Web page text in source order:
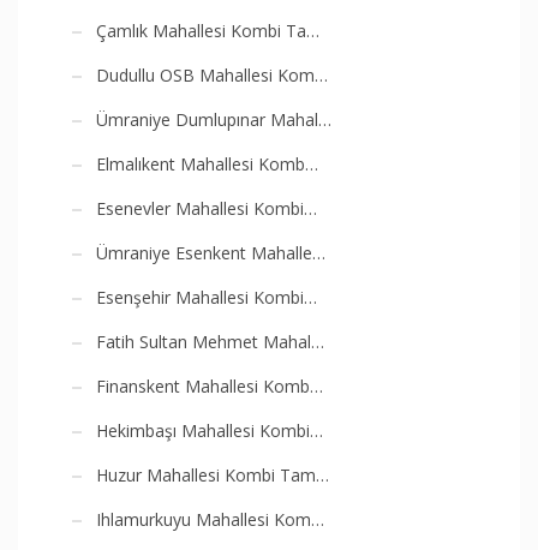
Çamlık Mahallesi Kombi Ta…
Dudullu OSB Mahallesi Kom…
Ümraniye Dumlupınar Mahal…
Elmalıkent Mahallesi Komb…
Esenevler Mahallesi Kombi…
Ümraniye Esenkent Mahalle…
Esenşehir Mahallesi Kombi…
Fatih Sultan Mehmet Mahal…
Finanskent Mahallesi Komb…
Hekimbaşı Mahallesi Kombi…
Huzur Mahallesi Kombi Tam…
Ihlamurkuyu Mahallesi Kom…